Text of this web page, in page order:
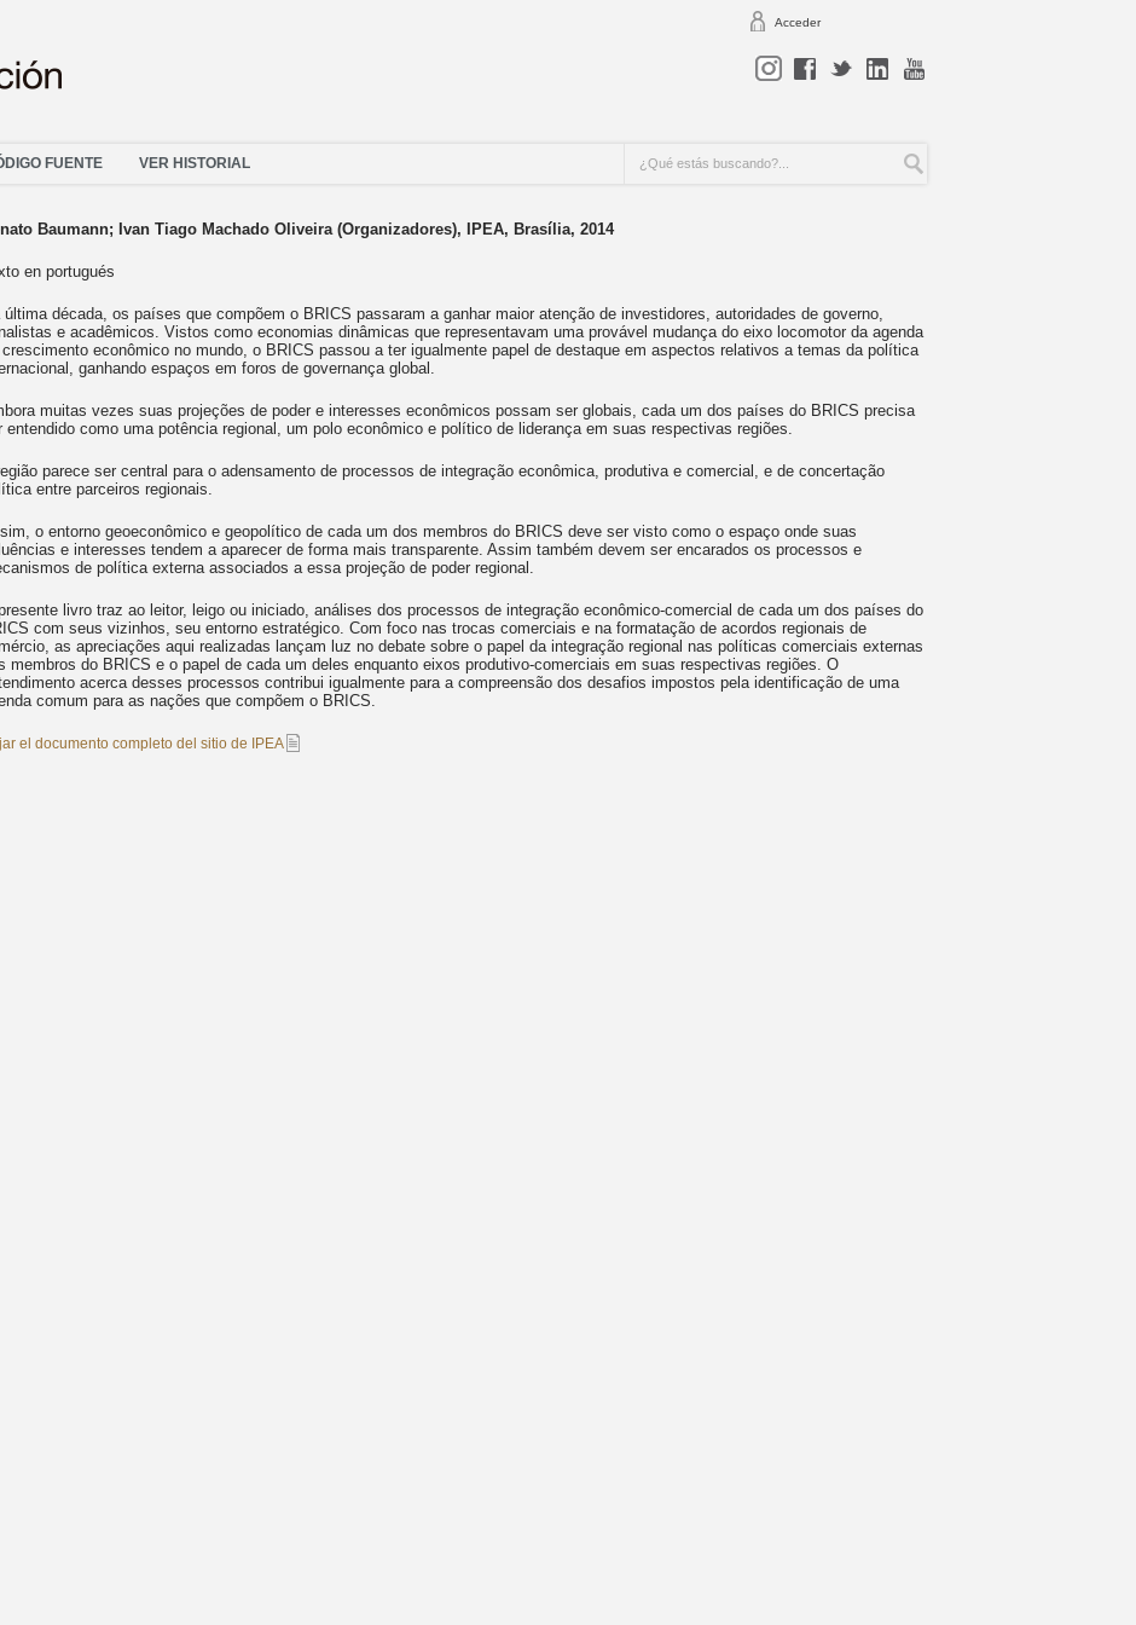
Acceder
FUENTE VER HISTORIAL
Baumann; Ivan Tiago Machado Oliveira (Organizadores), IPEA, Brasília, 2014
en portugués
última década, os países que compõem o BRICS passaram a ganhar maior atenção de investidores, autoridades de governo,
e acadêmicos. Vistos como economias dinâmicas que representavam uma provável mudança do eixo locomotor da agenda
econômico no mundo, o BRICS passou a ter igualmente papel de destaque em aspectos relativos a temas da política
ganhando espaços em foros de governança global.
muitas vezes suas projeções de poder e interesses econômicos possam ser globais, cada um dos países do BRICS precisa
entendido como uma potência regional, um polo econômico e político de liderança em suas respectivas regiões.
parece ser central para o adensamento de processos de integração econômica, produtiva e comercial, e de concertação
entre parceiros regionais.
o entorno geoeconômico e geopolítico de cada um dos membros do BRICS deve ser visto como o espaço onde suas
e interesses tendem a aparecer de forma mais transparente. Assim também devem ser encarados os processos e
de política externa associados a essa projeção de poder regional.
livro traz ao leitor, leigo ou iniciado, análises dos processos de integração econômico-comercial de cada um dos países do
com seus vizinhos, seu entorno estratégico. Com foco nas trocas comerciais e na formatação de acordos regionais de
as apreciações aqui realizadas lançam luz no debate sobre o papel da integração regional nas políticas comerciais externas
membros do BRICS e o papel de cada um deles enquanto eixos produtivo-comerciais em suas respectivas regiões. O
acerca desses processos contribui igualmente para a compreensão dos desafios impostos pela identificação de uma
comum para as nações que compõem o BRICS.
el documento completo del sitio de IPEA